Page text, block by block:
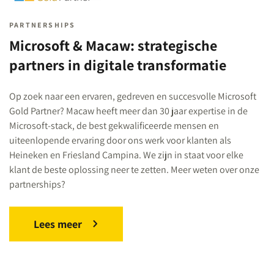
PARTNERSHIPS
Microsoft & Macaw: strategische
partners in digitale transformatie
Op zoek naar een ervaren, gedreven en succesvolle Microsoft
Gold Partner? Macaw heeft meer dan 30 jaar expertise in de
Microsoft-stack, de best gekwalificeerde mensen en
uiteenlopende ervaring door ons werk voor klanten als
Heineken en Friesland Campina. We zijn in staat voor elke
klant de beste oplossing neer te zetten. Meer weten over onze
partnerships?
Lees meer